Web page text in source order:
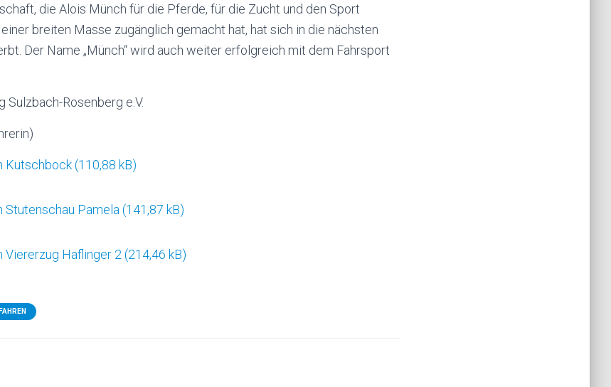
die Alois Münch für die Pferde, für die Zucht und den Sport
breiten Masse zugänglich gemacht hat, hat sich in die nächsten
Der Name „Münch“ wird auch weiter erfolgreich mit dem Fahrsport
Sulzbach-Rosenberg e.V.
Kutschbock
Stutenschau Pamela
Viererzug Haflinger 2
FAHREN